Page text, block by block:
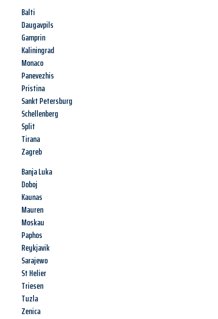
Balti
Daugavpils
Gamprin
Kaliningrad
Monaco
Panevezhis
Pristina
Sankt Petersburg
Schellenberg
Split
Tirana
Zagreb
Banja Luka
Doboj
Kaunas
Mauren
Moskau
Paphos
Reykjavik
Sarajewo
St Helier
Triesen
Tuzla
Zenica